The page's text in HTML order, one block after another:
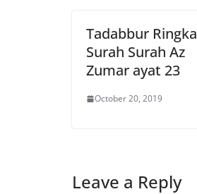
Tadabbur
Surah Surah Az
Zumar ayat 23
October 20, 2019
Leave a Reply